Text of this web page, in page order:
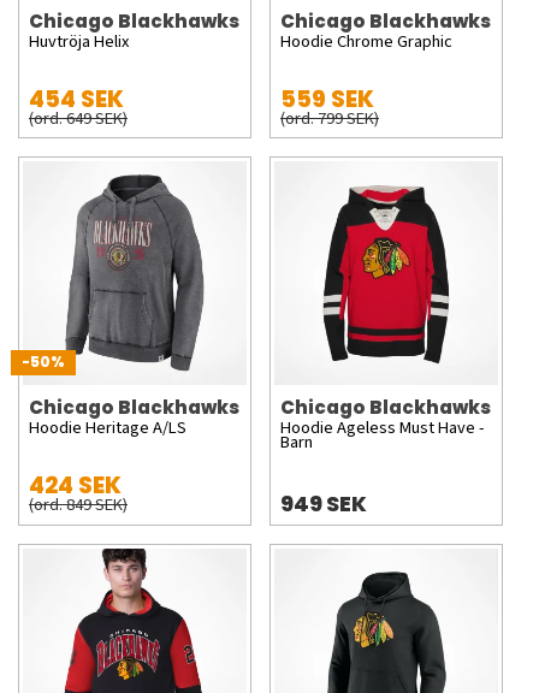
Chicago Blackhawks
Huvtröja Helix
454 SEK
(ord. 649 SEK)
Chicago Blackhawks
Hoodie Chrome Graphic
559 SEK
(ord. 799 SEK)
-50%
Chicago Blackhawks
Hoodie Heritage A/LS
424 SEK
(ord. 849 SEK)
Chicago Blackhawks
Hoodie Ageless Must Have -
Barn
949 SEK